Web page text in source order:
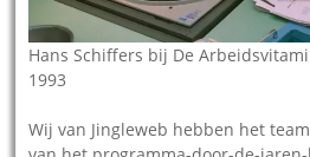
Hans Schiffers bij De
1993
Wij van Jingleweb hebben het